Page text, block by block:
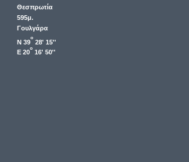
Θεσπρωτία
595μ.
Γουλγάρα
Ν 39
o
28' 15''
Ε 20
o
16' 50''